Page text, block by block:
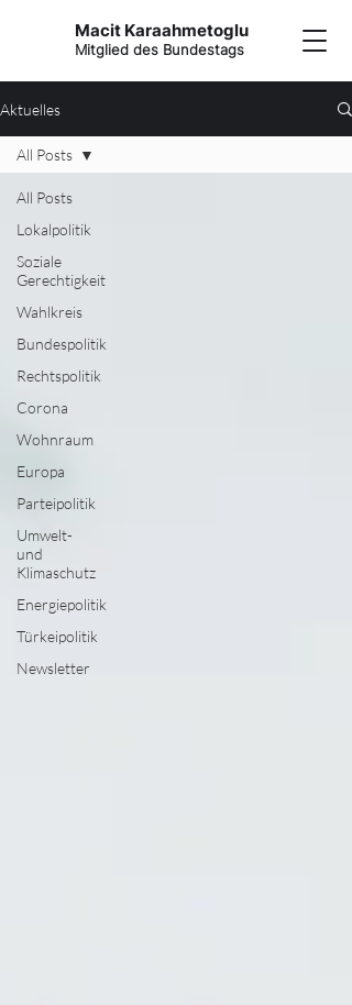
Macit Karaahmetoglu
Mitglied des Bundestags
Aktuelles
All Posts
Lokalpolitik
Soziale
Gerechtigkeit
Wahlkreis
Bundespolitik
Rechtspolitik
Corona
Wohnraum
Europa
Parteipolitik
Umwelt-
und
Klimaschutz
Energiepolitik
Türkeipolitik
Newsletter
All Posts